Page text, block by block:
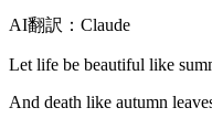
AI翻訳：Claude
Let life be beautiful like
And death like autumn